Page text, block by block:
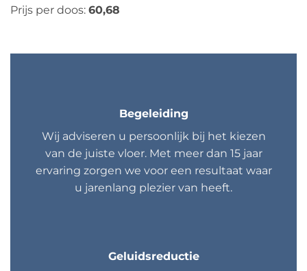
Prijs per doos: 60,68
Begeleiding
Wij adviseren u persoonlijk bij het kiezen
van de juiste vloer. Met meer dan 15 jaar
ervaring zorgen we voor een resultaat waar
u jarenlang plezier van heeft.
Geluidsreductie